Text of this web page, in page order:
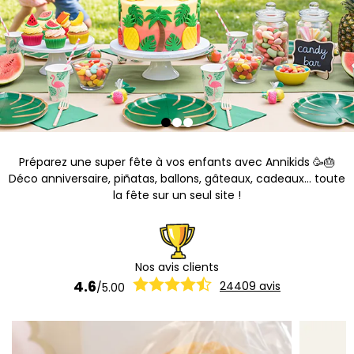
Préparez une super fête à vos enfants avec Annikids 🥳🎂
Déco anniversaire, piñatas, ballons, gâteaux, cadeaux... toute
la fête sur un seul site !
Nos avis clients
4.6/5.00 24409 avis